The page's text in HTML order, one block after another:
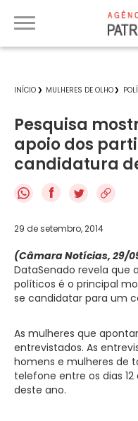
INÍCIO MULHERES DE OLHO
Pesquisa
apoio dos
candidatura
f
29 de setembro, 2014
(Câmara Notícias, 29/
DataSenado revela que
políticos é o principal
se candidatar para um
As mulheres que
entrevistados. As
homens e mulheres de
telefone entre os dias
deste ano.